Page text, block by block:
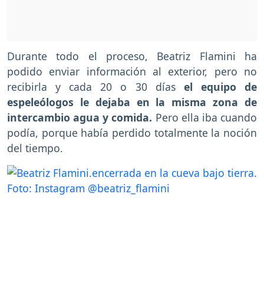
Durante todo el proceso, Beatriz Flamini ha
podido enviar información al exterior, pero no
recibirla y cada 20 o 30 días el equipo de
espeleólogos le dejaba en la misma zona de
intercambio agua y comida. Pero ella iba cuando
podía, porque había perdido totalmente la noción
del tiempo.